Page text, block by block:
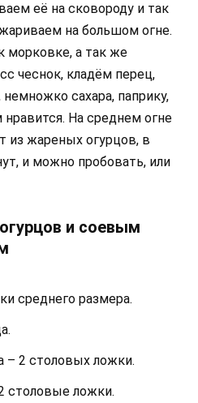
её на сковороду и так
на большом огне.
морковке, а так же
чеснок, кладём перец,
сахара, паприку,
нравится. На среднем огне
из жареных огурцов, в
и можно пробовать, или
и соевым
среднего размера.
– 2 столовых ложки.
столовые ложки.